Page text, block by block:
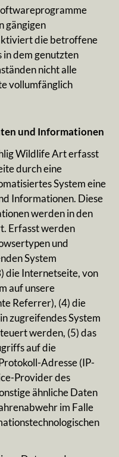
gängigen
die betroffene
in dem genutzten
nicht alle
vollumfänglich
und Informationen
Wildlife Art erfasst
durch eine
System eine
Informationen. Diese
werden in den
Erfasst werden
und
System
die Internetseite, von
auf unsere
Referrer), (4) die
zugreifendes System
werden, (5) das
auf die
Adresse (IP-
Provider des
ähnliche Daten
im Falle